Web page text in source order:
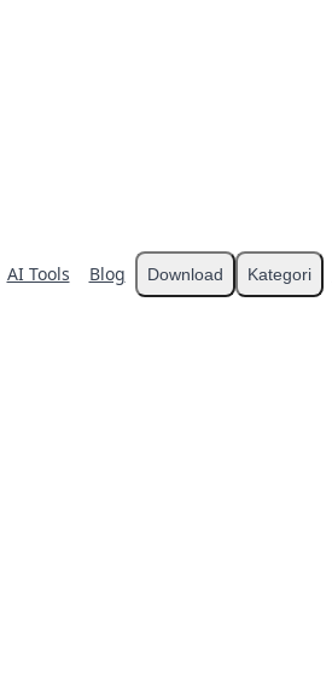
AI Tools Blog Download Kategori